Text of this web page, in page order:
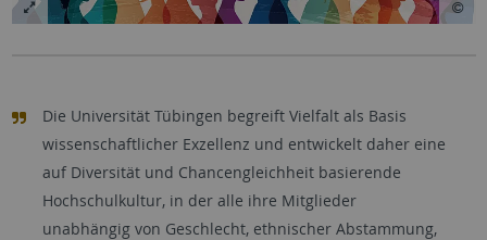
Die Universität Tübingen begreift Vielfalt als Basis
wissenschaftlicher Exzellenz und entwickelt daher eine
auf Diversität und Chancengleichheit basierende
Hochschulkultur, in der alle ihre Mitglieder
unabhängig von Geschlecht, ethnischer Abstammung,